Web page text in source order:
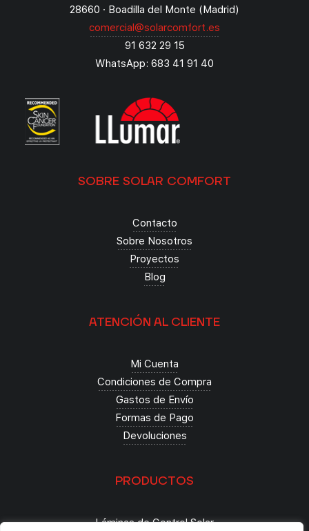
28660 · Boadilla del Monte (Madrid)
comercial@solarcomfort.es
91 632 29 15
WhatsApp: 683 41 91 40
SOBRE SOLAR COMFORT
Contacto
Sobre Nosotros
Proyectos
Blog
ATENCIÓN AL CLIENTE
Mi Cuenta
Condiciones de Compra
Gastos de Envío
Formas de Pago
Devoluciones
PRODUCTOS
Láminas de Control Solar